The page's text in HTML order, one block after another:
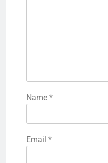
Name *
Email *